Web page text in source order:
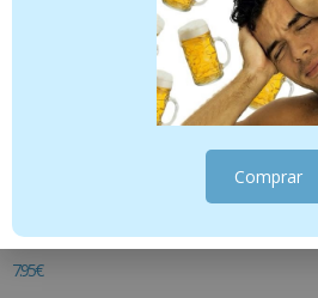
Fluor Kin Enjuague infantil 500
7.95€
Comprar